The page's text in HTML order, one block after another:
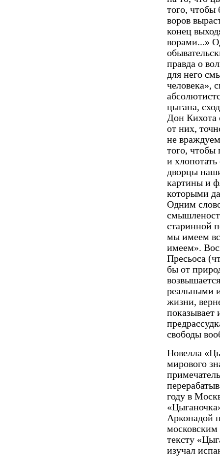
того, чтобы
воров
конец
ворами...»
правда о
для него
человека»,
цы­гана,
Дон Кихота
от них,
не
того, чтобы
и
дворцы
картины и
которыми
Одним
старинной
мы имеем
имеем».
Пресьоса
бы от
реальными
жизни,
свободы
Новелла
мирового
году в
Арконадой
московским
тексту
изучал